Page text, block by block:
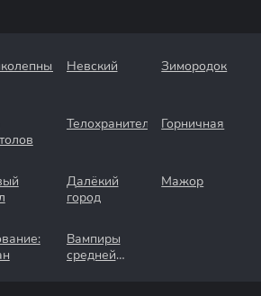
Невский Зимородок
Телохранители Горничная
Далёкий
город
Мажор
Вампиры
средней